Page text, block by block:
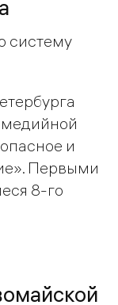
систему
и
Первыми
8-го